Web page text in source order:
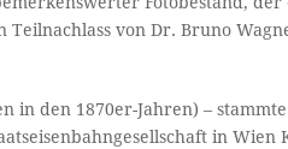
von Dr. Bruno
in den 1870er-Jahren) –
in